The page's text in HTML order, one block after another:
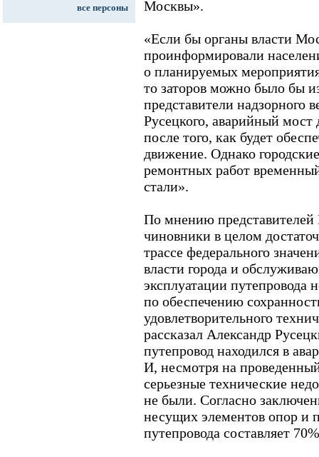
все персоны
Москвы».
«Если бы органы власти
проинформировали
о планируемых
то заторов можно было бы
представители надзорного
Русецкого, аварийный мост
после того, как будет
движение. Однако
ремонтных работ
стали».
По мнению представителей
чиновники в целом
трассе федерального
власти города и
эксплуатации путепровода
по обеспечению
удовлетворительного
рассказал Александр
путепровод находился в
И, несмотря на
серьезные технические
не были. Согласно
несущих элементов опор и
путепровода составляет